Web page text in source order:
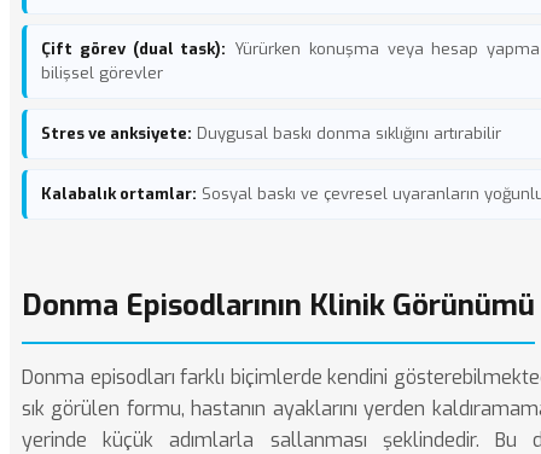
Çift görev (dual task): Yürürken konuşma veya hesap
bilişsel görevler
Stres ve anksiyete: Duygusal baskı donma sıklığını artırabilir
Kalabalık ortamlar: Sosyal baskı ve çevresel uyaranların
Donma Episodlarının Klinik Görünümü
Donma episodları farklı biçimlerde kendini
sık görülen formu, hastanın ayaklarını yerden
yerinde küçük adımlarla sallanması şeklindedir. Bu